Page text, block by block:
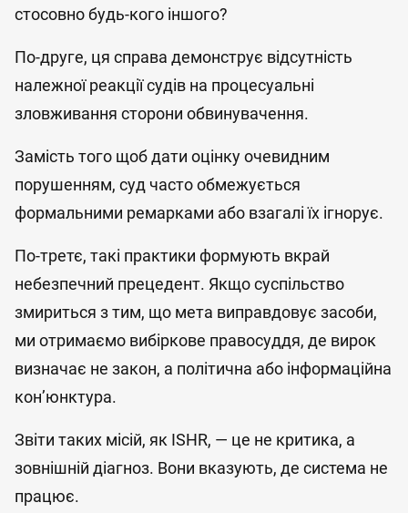
стосовно будь-кого іншого?
По-друге, ця справа демонструє відсутність
належної реакції судів на процесуальні
зловживання сторони обвинувачення.
Замість того щоб дати оцінку очевидним
порушенням, суд часто обмежується
формальними ремарками або взагалі їх ігнорує.
По-третє, такі практики формують вкрай
небезпечний прецедент. Якщо суспільство
змириться з тим, що мета виправдовує засоби,
ми отримаємо вибіркове правосуддя, де вирок
визначає не закон, а політична або інформаційна
кон’юнктура.
Звіти таких місій, як ISHR, — це не критика, а
зовнішній діагноз. Вони вказують, де система не
працює.